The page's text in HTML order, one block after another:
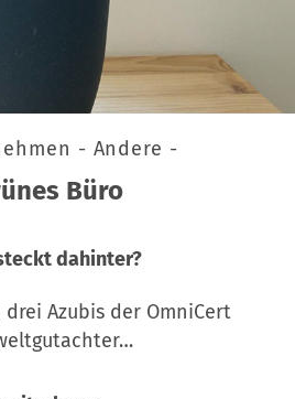
- Andere -
Büro
dahinter?
Azubis der OmniCert